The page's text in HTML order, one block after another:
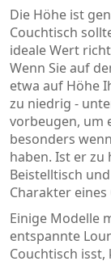
Die Höhe ist
Couchtisch
ideale Wert
Wenn Sie auf
etwa auf Höhe
zu niedrig -
vorbeugen, um
besonders
haben. Ist er zu
Beistelltisch
Charakter eines
Einige Modelle
entspannte
Couchtisch